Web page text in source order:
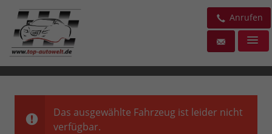
Anrufen
Das ausgewählte Fahrzeug ist leider nicht
verfügbar.